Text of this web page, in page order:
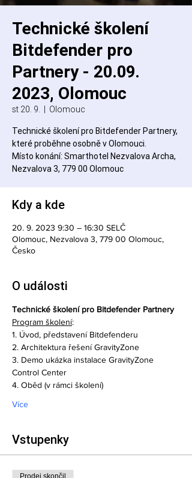
Technické školení
Bitdefender pro
Partnery - 20.09.
2023, Olomouc
st 20. 9.
  |
Olomouc
Technické školení pro Bitdefender Partnery,
které proběhne osobně v Olomouci.
Místo konání: Smarthotel Nezvalova Archa,
Nezvalova 3, 779 00 Olomouc
Kdy a kde
20. 9. 2023 9:30 – 16:30 SELČ
Olomouc, Nezvalova 3, 779 00 Olomouc,
Česko
O události
Technické školení pro Bitdefender Partnery
Program školení:
1. Úvod, představení Bitdefenderu
2. Architektura řešení GravityZone
3. Demo ukázka instalace GravityZone
Control Center
4. Oběd (v rámci školení)
Více
Vstupenky
Prodej skončil